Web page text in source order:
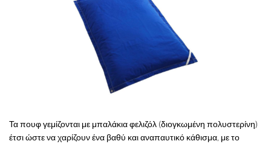
Τα πουφ γεμίζονται με μπαλάκια φελιζόλ (διογκωμένη πολυστερίνη)
έτσι ώστε να χαρίζουν ένα βαθύ και αναπαυτικό κάθισμα, με το